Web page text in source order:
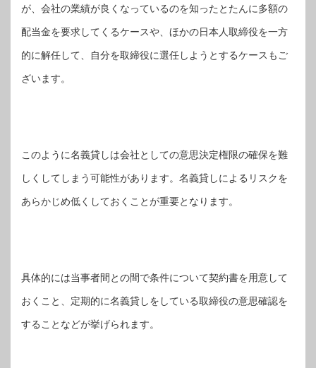
が、会社の業績が良くなっているのを知ったとたんに多額の
配当金を要求してくるケースや、ほかの日本人取締役を一方
的に解任して、自分を取締役に選任しようとするケースもご
ざいます。
このように名義貸しは会社としての意思決定権限の確保を難
しくしてしまう可能性があります。名義貸しによるリスクを
あらかじめ低くしておくことが重要となります。
具体的には当事者間との間で条件について契約書を用意して
おくこと、定期的に名義貸しをしている取締役の意思確認を
することなどが挙げられます。